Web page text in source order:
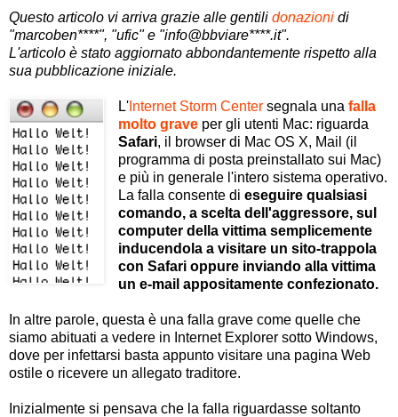
Questo articolo vi arriva grazie alle gentili donazioni di
"marcoben****", "ufic"e "info@bbviare****.it".
L'articolo è stato aggiornato abbondantemente rispetto alla
sua pubblicazione iniziale.
L'Internet Storm Centersegnala una falla
molto graveper gli utenti Mac: riguarda
Safari, il browser di Mac OS X, Mail (il
programma di posta preinstallato sui Mac)
e più in generale l'intero sistema operativo.
La falla consente di eseguire qualsiasi
comando, a scelta dell'aggressore, sul
computer della vittima semplicemente
inducendola a visitare un sito-trappola
con Safari oppure inviando alla vittima
un e-mail appositamente confezionato.
In altre parole, questa è una falla grave come quelle che
siamo abituati a vedere in Internet Explorer sotto Windows,
dove per infettarsi basta appunto visitare una pagina Web
ostile o ricevere un allegato traditore.
Inizialmente si pensava che la falla riguardasse soltanto